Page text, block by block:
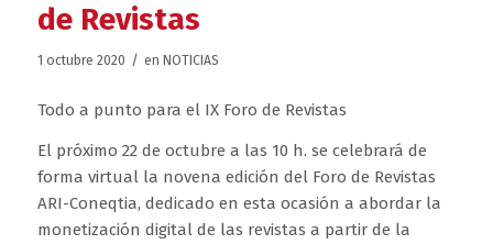
de Revistas
1 octubre 2020 / en NOTICIAS
Todo a punto para el IX Foro de Revistas
El próximo 22 de octubre a las 10 h. se celebrará de
forma virtual la novena edición del Foro de Revistas
ARI-Coneqtia, dedicado en esta ocasión a abordar la
monetización digital de las revistas a partir de la